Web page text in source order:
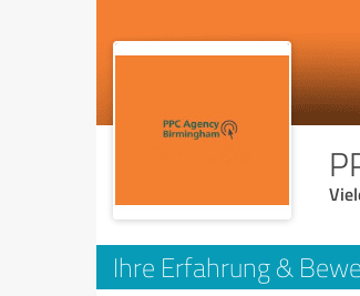
Ihre Erfahrung &